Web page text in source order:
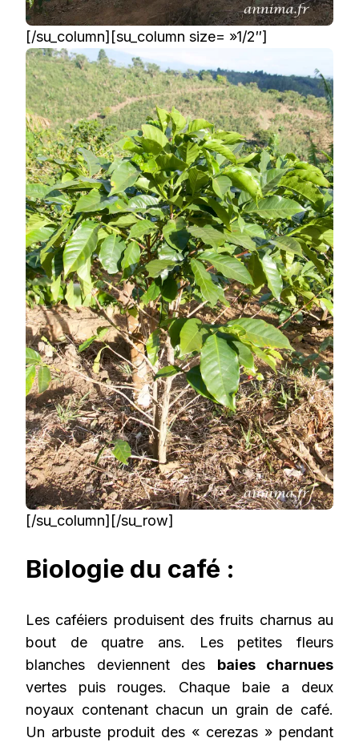
[/su_column][su_column size= »1/2″]
[/su_column][/su_row]
Biologie du café :
Les caféiers produisent des fruits charnus au
bout de quatre ans. Les petites fleurs
blanches deviennent des baies charnues
vertes puis rouges. Chaque baie a deux
noyaux contenant chacun un grain de café.
Un arbuste produit des « cerezas » pendant